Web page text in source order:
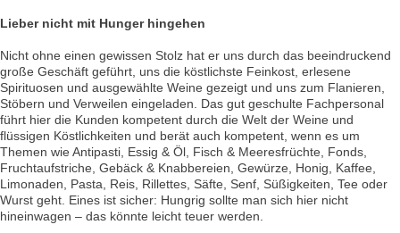
Lieber nicht mit Hunger hingehen
Nicht ohne einen gewissen Stolz hat er uns durch das beeindruckend
große Geschäft geführt, uns die köstlichste Feinkost, erlesene
Spirituosen und ausgewählte Weine gezeigt und uns zum Flanieren,
Stöbern und Verweilen eingeladen. Das gut geschulte Fachpersonal
führt hier die Kunden kompetent durch die Welt der Weine und
flüssigen Köstlichkeiten und berät auch kompetent, wenn es um
Themen wie Antipasti, Essig & Öl, Fisch & Meeresfrüchte, Fonds,
Fruchtaufstriche, Gebäck & Knabbereien, Gewürze, Honig, Kaffee,
Limonaden, Pasta, Reis, Rillettes, Säfte, Senf, Süßigkeiten, Tee oder
Wurst geht. Eines ist sicher: Hungrig sollte man sich hier nicht
hineinwagen – das könnte leicht teuer werden.